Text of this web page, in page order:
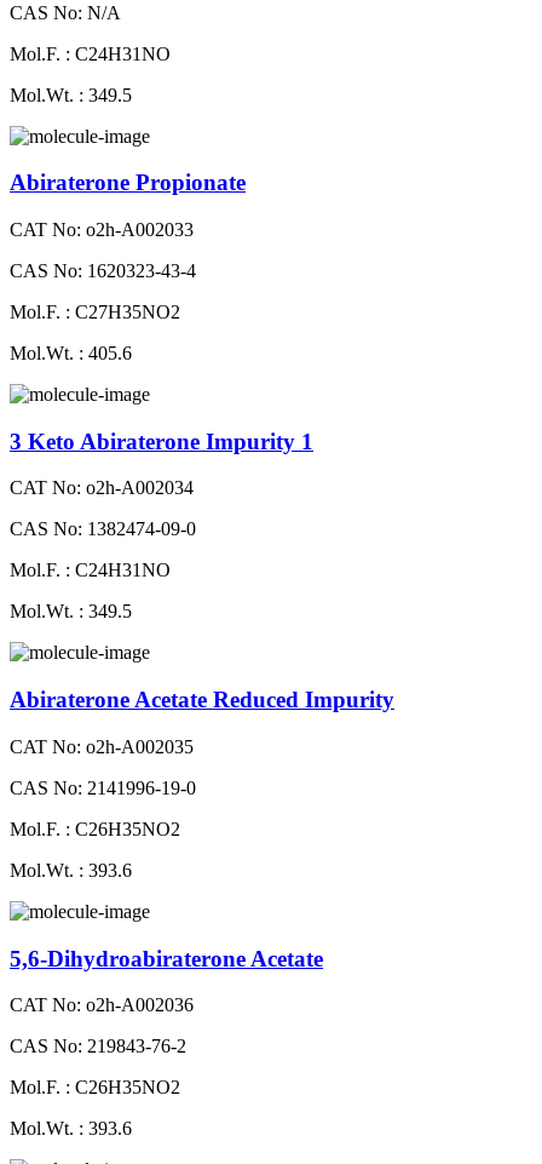
CAS No: N/A
Mol.F. : C24H31NO
Mol.Wt. : 349.5
Abiraterone Propionate
CAT No: o2h-A002033
CAS No: 1620323-43-4
Mol.F. : C27H35NO2
Mol.Wt. : 405.6
3 Keto Abiraterone Impurity 1
CAT No: o2h-A002034
CAS No: 1382474-09-0
Mol.F. : C24H31NO
Mol.Wt. : 349.5
Abiraterone Acetate Reduced Impurity
CAT No: o2h-A002035
CAS No: 2141996-19-0
Mol.F. : C26H35NO2
Mol.Wt. : 393.6
5,6-Dihydroabiraterone Acetate
CAT No: o2h-A002036
CAS No: 219843-76-2
Mol.F. : C26H35NO2
Mol.Wt. : 393.6